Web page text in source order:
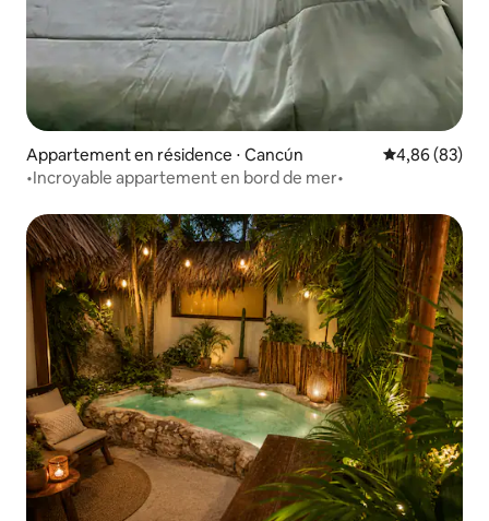
Appartement en résidence ⋅ Cancún Évaluation
4,86 (83)
•Incroyable appartement en bord de mer•